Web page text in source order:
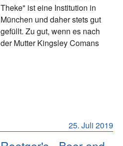
Theke" ist eine Institution in
München und daher stets gut
gefüllt. Zu gut, wenn es nach
der Mutter Kingsley Comans
25. Juli 2019